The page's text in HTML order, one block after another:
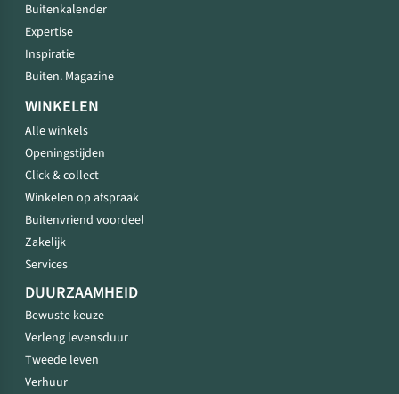
Buitenkalender
Expertise
Inspiratie
Buiten. Magazine
WINKELEN
Alle winkels
Openingstijden
Click & collect
Winkelen op afspraak
Buitenvriend voordeel
Zakelijk
Services
DUURZAAMHEID
Bewuste keuze
Verleng levensduur
Tweede leven
Verhuur